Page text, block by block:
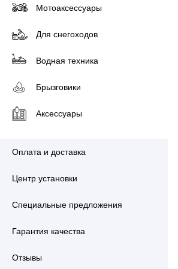
Мотоаксессуары
Для снегоходов
Водная техника
Брызговики
Аксессуары
Оплата и доставка
Центр установки
Специальные предложения
Гарантия качества
Отзывы